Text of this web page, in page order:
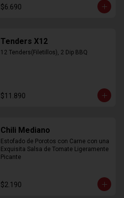
$6.690
Tenders X12
12 Tenders(Filetillos), 2 Dip BBQ
$11.890
Chili Mediano
Estofado de Porotos con Carne con una
Exquisita Salsa de Tomate Ligeramente
Picante
$2.190